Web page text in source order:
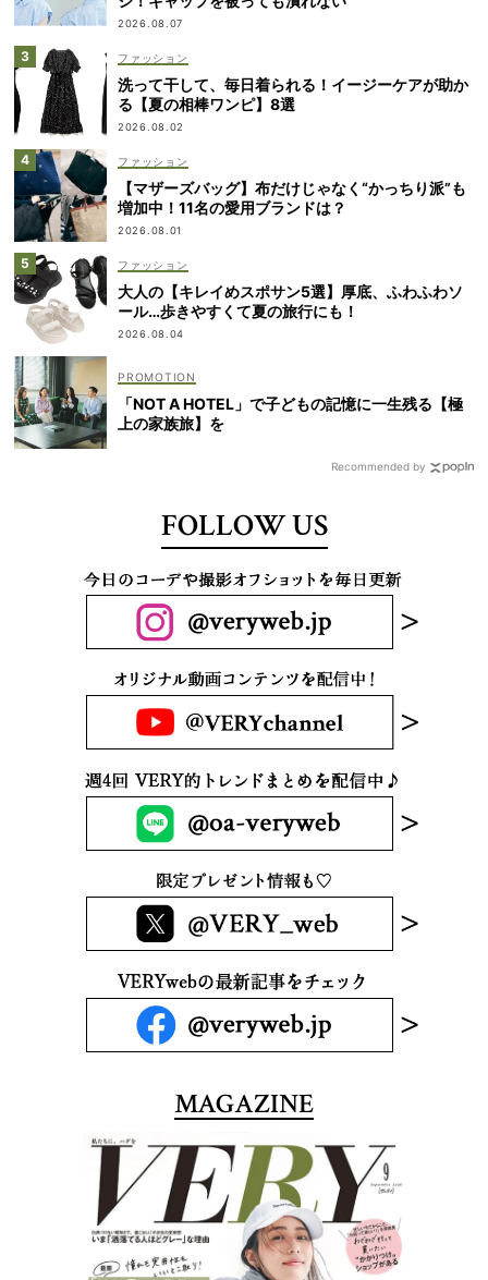
2026.08.07
ファッション
洗って干して、毎日着られる！イージーケアが助か
る【夏の相棒ワンピ】8選
2026.08.02
ファッション
【マザーズバッグ】布だけじゃなく“かっちり派”も
増加中！11名の愛用ブランドは？
2026.08.01
ファッション
大人の【キレイめスポサン5選】厚底、ふわふわソ
ール…歩きやすくて夏の旅行にも！
2026.08.04
「NOT A HOTEL」で子どもの記憶に一生残る【極
上の家族旅】を
Recommended by
FOLLOW US
MAGAZINE